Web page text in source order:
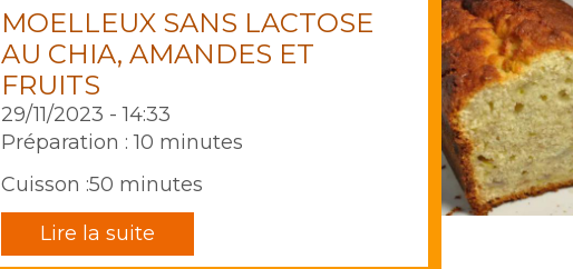
MOELLEUX SANS LACTOSE
AU CHIA, AMANDES ET
FRUITS
29/11/2023 - 14:33
Préparation : 10 minutes
Cuisson :50 minutes
Lire la suite